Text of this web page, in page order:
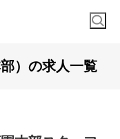
）の求人一覧